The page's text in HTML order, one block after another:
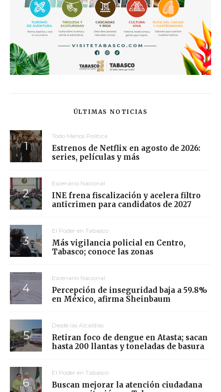
ÚLTIMAS NOTICIAS
Todo Menos Política
Estrenos de Netflix en agosto de 2026:
series, películas y más
Escenario Nacional
INE frena fiscalización y acelera filtro
anticrimen para candidatos de 2027
El Poder en Tabasco
Más vigilancia policial en Centro,
Tabasco; conoce las zonas
Escenario Nacional
Percepción de inseguridad baja a 59.8%
en México, afirma Sheinbaum
Desde las Alcaldías
Retiran foco de dengue en Atasta; sacan
hasta 200 llantas y toneladas de basura
El Poder en Tabasco
Buscan mejorar la atención ciudadana